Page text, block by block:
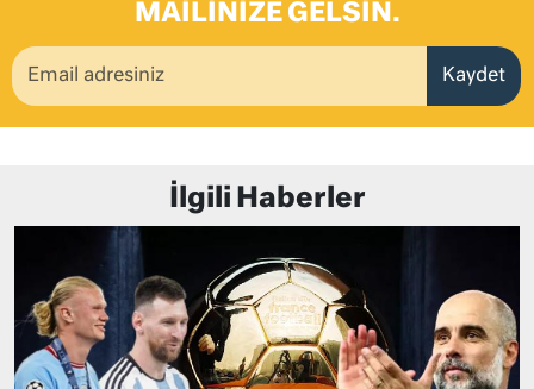
MAILINIZE GELSIN.
Kaydet
İlgili Haberler